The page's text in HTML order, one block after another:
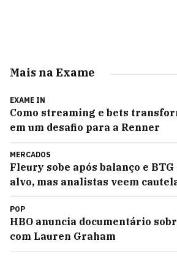
Mais na Exame
EXAME IN
Como streaming e bets
em um desafio para a Renner
MERCADOS
Fleury sobe após balanço e
alvo, mas analistas veem
POP
HBO anuncia documentário
com Lauren Graham